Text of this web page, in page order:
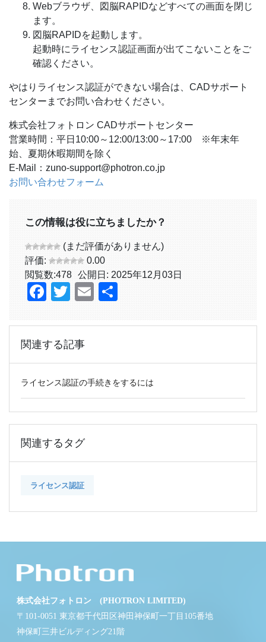
Webブラウザ、図脳RAPIDなどすべての画面を閉じ
ます。
図脳RAPIDを起動します。
起動時にライセンス認証画面が出てこないことをご
確認ください。
やはりライセンス認証ができない場合は、CADサポート
センターまでお問い合わせください。
株式会社フォトロン CADサポートセンター
営業時間：平日10:00～12:00/13:00～17:00 ※年末年
始、夏期休暇期間を除く
E-Mail：zuno-support@photron.co.jp
お問い合わせフォーム
この情報は役に立ちましたか？
(まだ評価がありません)
評価:
0.00
閲覧数:478 公開日: 2025年12月03日
Facebook
TwitterEmail
関連する記事
ライセンス認証の手続きをするには
関連するタグ
ライセンス認証
株式会社フォトロン (PHOTRON LIMITED)
〒101-0051 東京都千代田区神田神保町一丁目105番地
神保町三井ビルディング21階